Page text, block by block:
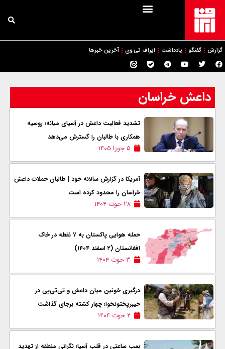
گزارش گفتگو یادداشت ایراف تی وی آخرین خبرها
داعش خراسان
تشدید فعالیت داعش در آسیای میانه؛ روسیه
همکاری با طالبان را گسترش می‌دهد
۵ جوزا ۱۴۰۵
آمریکا در گزارش سالانه خود | طالبان حملات داعش
خراسان را محدود کرده است
۲۸ حوت ۱۴۰۴
حمله هوایی پاکستان به ۷ نقطه در خاک
افغانستان (۲ اسفند ۱۴۰۴)
۳ حوت ۱۴۰۴
درگیری خونین میان داعش و تی‌تی‌پی در
خیبرپختونخوا؛ چهار کشته برجای گذاشت
۲ حوت ۱۴۰۴
بمب ساعتی در قلب آسیا؛ نگرانی منطقه از تهدید